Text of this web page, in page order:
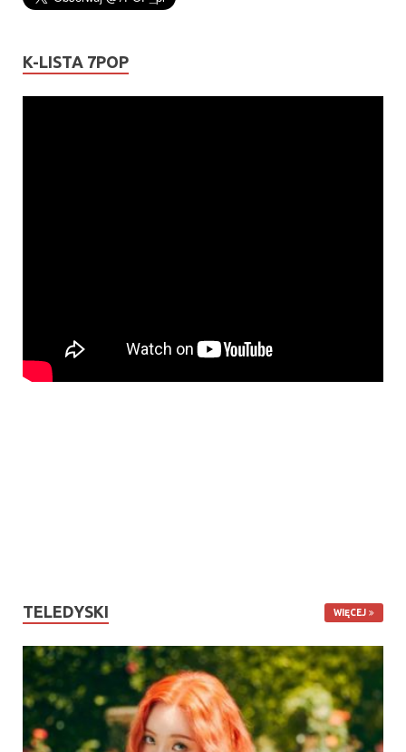
K-LISTA 7POP
TELEDYSKI WIĘCEJ